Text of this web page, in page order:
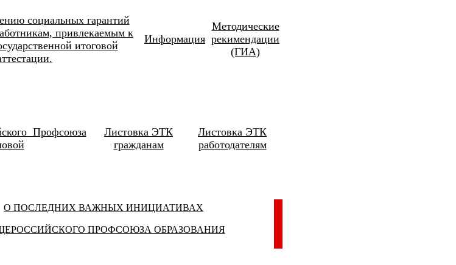
социальных гарантий
привлекаемым к
итоговой
Информация
Методические
рекимендации
(ГИА)
Профсоюза
Листовка ЭТК
гражданам
Листовка ЭТК
работодателям
О ПОСЛЕДНИХ ВАЖНЫХ ИНИЦИАТИВАХ
ПРОФСОЮЗА ОБРАЗОВАНИЯ